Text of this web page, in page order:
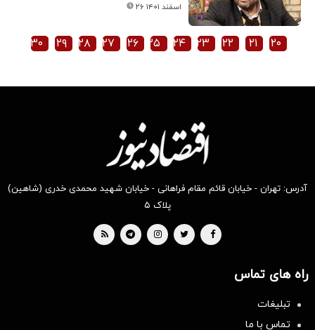
۲۶ اسفند ۱۴۰۱
۲۰ ۲۱ ۲۲ ۲۳ ۲۴ ۲۵ ۲۶ ۲۷ ۲۸ ۲۹ ۳۰
آدرس: تهران - خیابان قائم مقام فراهانی - خیابان شهید محمدی خدری (شاهین)
پلاک ۵
راه های تماس
تبلیغات
تماس با ما